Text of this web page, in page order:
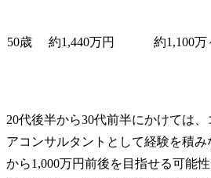
50歳 約1,440万円 約1,100万
20代後半から30代前半にかけては
アコンサルタントとして経験を積み
から1,000万円前後を目指せる可能